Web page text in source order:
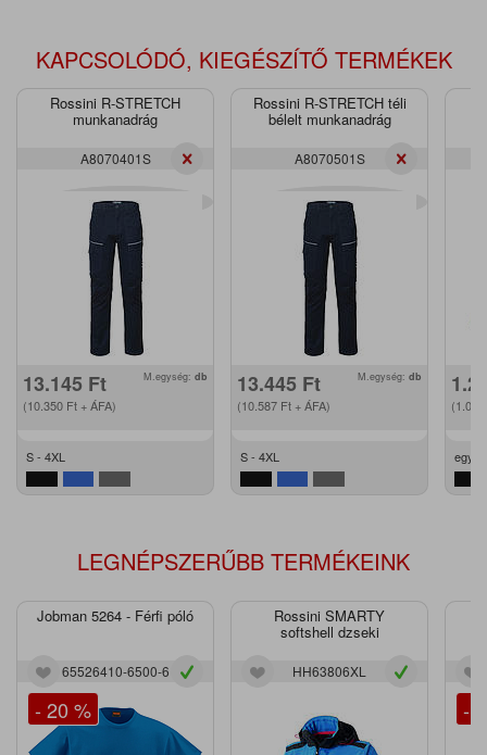
KAPCSOLÓDÓ, KIEGÉSZÍTŐ TERMÉKEK
Rossini R-STRETCH
munkanadrág
A8070401S
13.145 Ft
(10.350 Ft + ÁFA)
M.egység: db
S - 4XL
Rossini R-STRETCH téli
bélelt munkanadrág
A8070501S
13.445 Ft
(10.587 Ft + ÁFA)
M.egység: db
S - 4XL
(1.007
egy
LEGNÉPSZERŰBB TERMÉKEINK
Jobman 5264 - Férfi póló
65526410-6500-6
- 20 %
Rossini SMARTY
softshell dzseki
HH63806XL
-